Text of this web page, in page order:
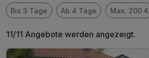
Bis 3 Tage Ab 4 Tage Max. 200 €
11/11 Angebote werden angezeigt.